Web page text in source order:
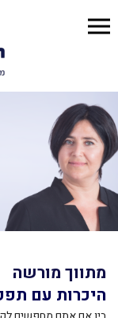
מתווך מורשה
היכרות עם